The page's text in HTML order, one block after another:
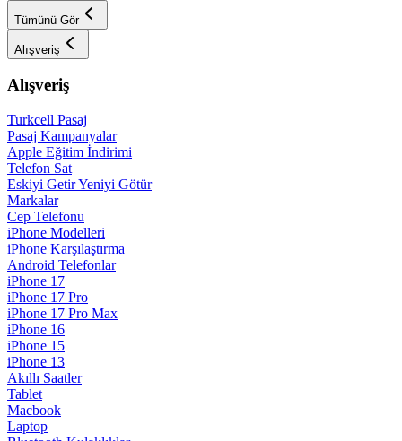
Tümünü Gör
Alışveriş
Alışveriş
Turkcell Pasaj
Pasaj Kampanyalar
Apple Eğitim İndirimi
Telefon Sat
Eskiyi Getir Yeniyi Götür
Markalar
Cep Telefonu
iPhone Modelleri
iPhone Karşılaştırma
Android Telefonlar
iPhone 17
iPhone 17 Pro
iPhone 17 Pro Max
iPhone 16
iPhone 15
iPhone 13
Akıllı Saatler
Tablet
Macbook
Laptop